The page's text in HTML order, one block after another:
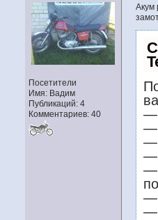
Посетители
Имя: Вадим
Публикаций: 4
Комментариев: 40
Акум
—
—
—
—
—
—
—